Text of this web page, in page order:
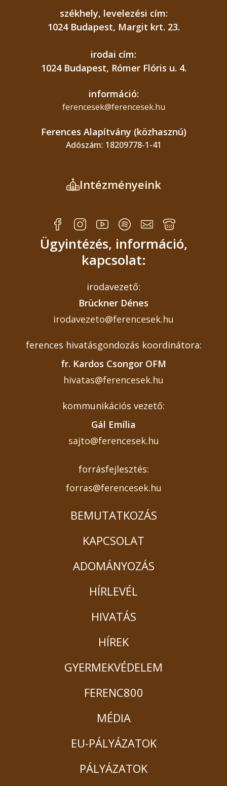
székhely, levelezési cím:
1024 Budapest, Margit krt. 23.
irodai cím:
1024 Budapest, Rómer Flóris u. 4.
információ:
ferencesek@ferencesek.hu
Ferences Alapítvány (közhasznú)
Adószám: 18209778-1-41
Intézményeink
Ügyintézés, információ,
kapcsolat:
irodavezető:
Brückner Dénes
irodavezeto@ferencesek.hu
ferences hivatásgondozás koordinátora:
fr. Kardos Csongor OFM
hivatas@ferencesek.hu
kommunikációs vezető:
Gál Emília
sajto@ferencesek.hu
forrásfejlesztés:
forras@ferencesek.hu
BEMUTATKOZÁS
KAPCSOLAT
ADOMÁNYOZÁS
HÍRLEVÉL
HIVATÁS
HÍREK
GYERMEKVÉDELEM
FERENC800
MÉDIA
EU-PÁLYÁZATOK
PÁLYÁZATOK